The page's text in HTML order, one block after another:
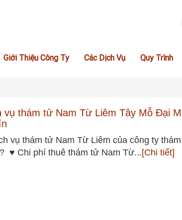
Giới Thiệu Công Ty Các Dịch Vụ Quy Trình
vụ thám tử Nam Từ Liêm Tây Mỗ Đại
vụ thám tử Nam Từ Liêm của công ty
♥ Chi phí thuê thám tử Nam Từ...[Chi tiết]